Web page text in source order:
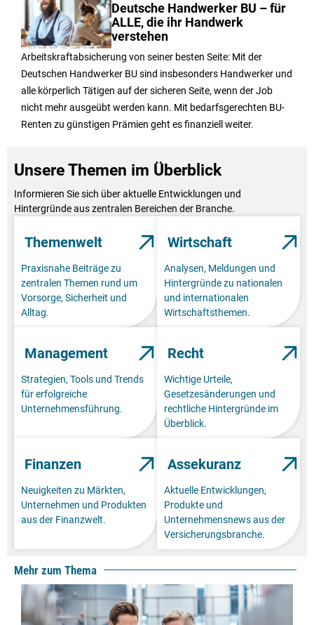
Deutsche Handwerker BU – für
ALLE, die ihr Handwerk
verstehen
Arbeitskraftabsicherung von seiner besten Seite: Mit der
Deutschen Handwerker BU sind insbesonders Handwerker und
alle körperlich Tätigen auf der sicheren Seite, wenn der Job
nicht mehr ausgeübt werden kann. Mit bedarfsgerechten BU-
Renten zu günstigen Prämien geht es finanziell weiter.
Unsere Themen im Überblick
Informieren Sie sich über aktuelle Entwicklungen und
Hintergründe aus zentralen Bereichen der Branche.
Themenwelt
Praxisnahe Beiträge zu
zentralen Themen rund um
Vorsorge, Sicherheit und
Alltag.
Wirtschaft
Analysen, Meldungen und
Hintergründe zu nationalen
und internationalen
Wirtschaftsthemen.
Management
Strategien, Tools und Trends
für erfolgreiche
Unternehmensführung.
Recht
Wichtige Urteile,
Gesetzesänderungen und
rechtliche Hintergründe im
Überblick.
Finanzen
Neuigkeiten zu Märkten,
Unternehmen und Produkten
aus der Finanzwelt.
Assekuranz
Aktuelle Entwicklungen,
Produkte und
Unternehmensnews aus der
Versicherungsbranche.
Mehr zum Thema